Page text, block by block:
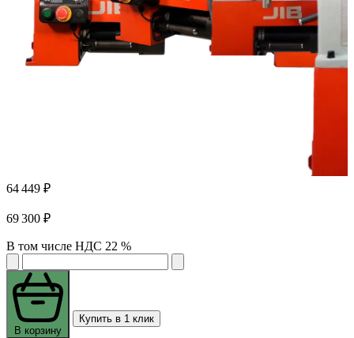
64 449 ₽
69 300 ₽
В том числе НДС 22 %
В корзину
Купить в 1 клик